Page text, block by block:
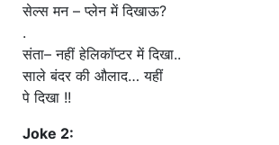
सेल्स मन – प्लेन में दिखाऊ?
.
संता– नहीं हेलिकॉप्टर में दिखा..
साले बंदर की औलाद… यहीं
पे दिखा !!
Joke 2: